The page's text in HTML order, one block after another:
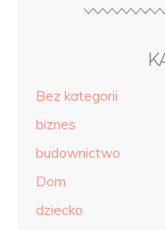
Bez kategorii
biznes
budownictwo
Dom
dziecko